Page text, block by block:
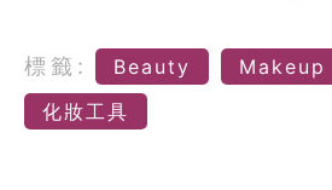
標籤: Beauty Makeup
化妝工具